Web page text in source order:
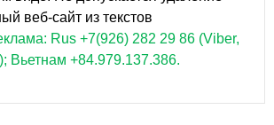
веб-сайт из текстов
Rus +7(926) 282 29 86 (Viber,
Вьетнам +84.979.137.386.